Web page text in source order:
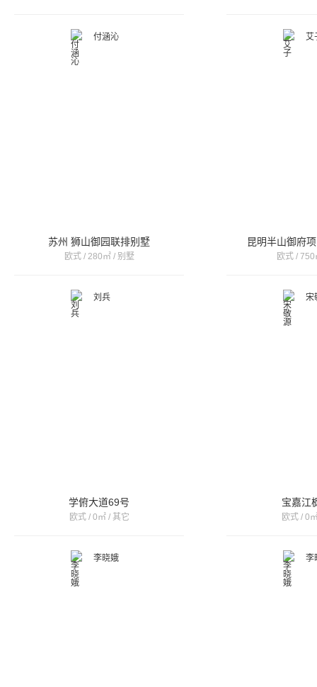
付涵沁 艾
苏州 狮山御园联排别墅
欧式 / 280㎡ / 别墅
刘兵
昆明半山御府
欧式 /
宋
学俯大道69号
欧式 / 0㎡ / 其它
李晓娥
宝嘉江
欧式 / 0
李